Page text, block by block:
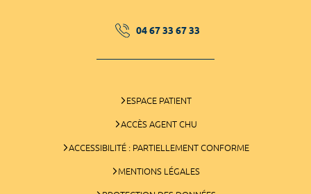
04 67 33 67 33
ESPACE PATIENT
ACCÈS AGENT CHU
ACCESSIBILITÉ : PARTIELLEMENT CONFORME
MENTIONS LÉGALES